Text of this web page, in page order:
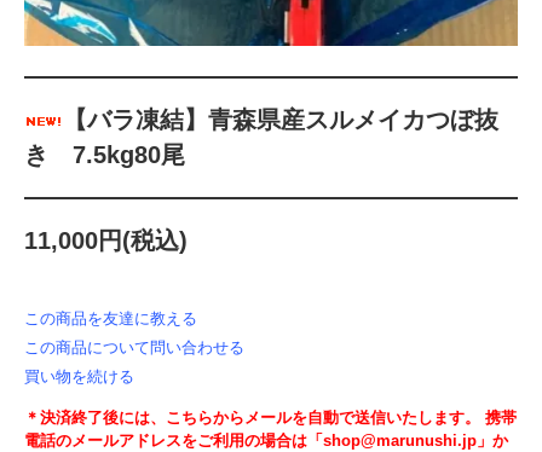
【バラ凍結】青森県産スルメイカつぼ抜
き 7.5kg80尾
11,000円(税込)
この商品を友達に教える
この商品について問い合わせる
買い物を続ける
＊決済終了後には、こちらからメールを自動で送信いたします。 携帯
電話のメールアドレスをご利用の場合は「shop@marunushi.jp」か